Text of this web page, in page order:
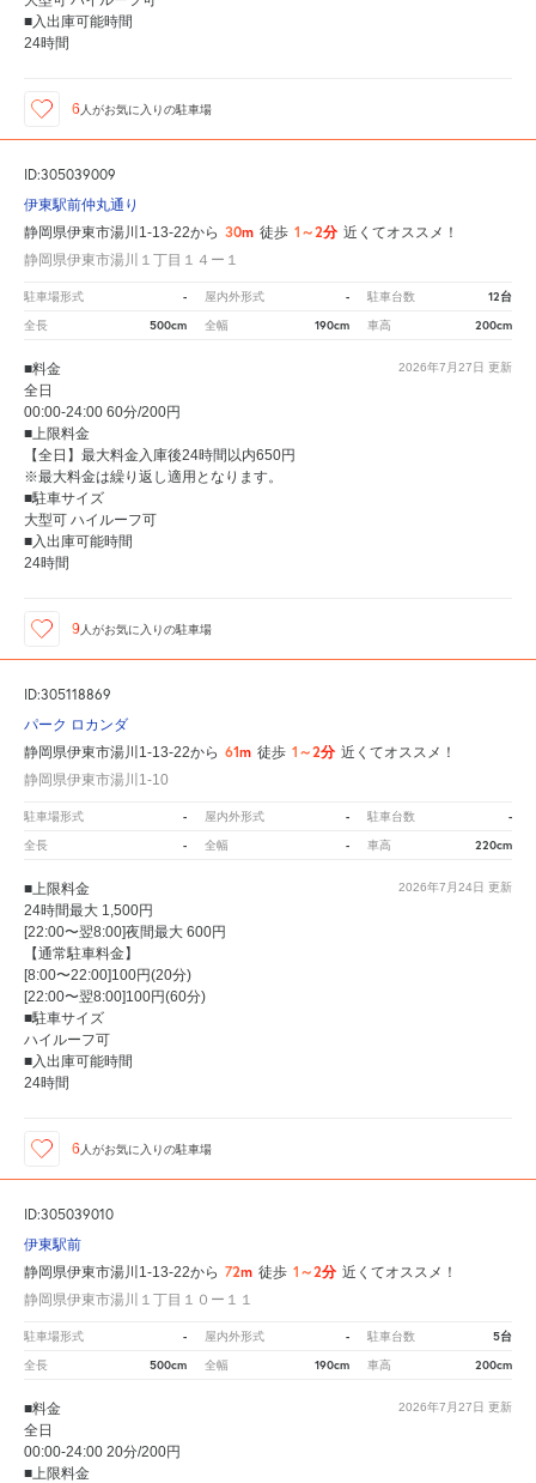
■入出庫可能時間
24時間
6 人がお気に入りの駐車場
ID:305039009
伊東駅前仲丸通り
静岡県伊東市湯川1-13-22から 30m 徒歩 1～2分 近くてオススメ！
静岡県伊東市湯川１丁目１４ー１
駐車場形式 - 屋内外形式 - 駐車台数 12台
全長 500cm 全幅 190cm 車高 200cm
2026年7月27日 更新
■料金
全日
00:00-24:00 60分/200円
■上限料金
【全日】最大料金入庫後24時間以内650円
※最大料金は繰り返し適用となります。
■駐車サイズ
大型可 ハイルーフ可
■入出庫可能時間
24時間
9 人がお気に入りの駐車場
ID:305118869
パーク ロカンダ
静岡県伊東市湯川1-13-22から 61m 徒歩 1～2分 近くてオススメ！
静岡県伊東市湯川1-10
駐車場形式 - 屋内外形式 - 駐車台数 -
全長 - 全幅 - 車高 220cm
2026年7月24日 更新
■上限料金
24時間最大 1,500円
[22:00〜翌8:00]夜間最大 600円
【通常駐車料金】
[8:00〜22:00]100円(20分)
[22:00〜翌8:00]100円(60分)
■駐車サイズ
ハイルーフ可
■入出庫可能時間
24時間
6 人がお気に入りの駐車場
ID:305039010
伊東駅前
静岡県伊東市湯川1-13-22から 72m 徒歩 1～2分 近くてオススメ！
静岡県伊東市湯川１丁目１０ー１１
駐車場形式 - 屋内外形式 - 駐車台数 5台
全長 500cm 全幅 190cm 車高 200cm
2026年7月27日 更新
■料金
全日
00:00-24:00 20分/200円
■上限料金